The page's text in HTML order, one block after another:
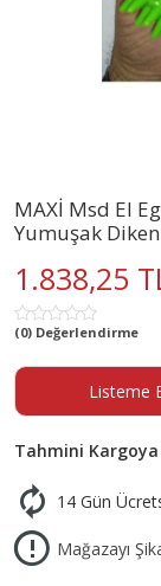
MAXİ Msd El
Yumuşak
1.838,25
(0) Değerlendirme
Listeme
Tahmini
14 Gün
Mağazayı